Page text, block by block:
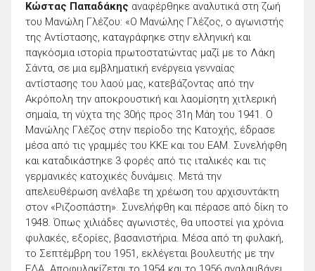
Κώστας Παπαδάκης αναφέρθηκε αναλυτικά στη ζωή
του Μανώλη Γλέζου: «Ο Μανώλης Γλέζος, ο αγωνιστής
της Αντίστασης, καταγράφηκε στην ελληνική και
παγκόσμια ιστορία πρωτοστατώντας μαζί με το Λάκη
Σάντα, σε μια εμβληματική ενέργεια γενναίας
αντίστασης του λαού μας, κατεβάζοντας από την
Ακρόπολη την αποκρουστική και λαομίσητη χιτλερική
σημαία, τη νύχτα της 30ής προς 31η Μάη του 1941. Ο
Μανώλης Γλέζος στην περίοδο της Κατοχής, έδρασε
μέσα από τις γραμμές του ΚΚΕ και του ΕΑΜ. Συνελήφθη
και καταδικάστηκε 3 φορές από τις ιταλικές και τις
γερμανικές κατοχικές δυνάμεις. Μετά την
απελευθέρωση ανέλαβε τη χρέωση του αρχισυντάκτη
στον «Ριζοσπάστη». Συνελήφθη και πέρασε από δίκη το
1948. Όπως χιλιάδες αγωνιστές, θα υποστεί για χρόνια
φυλακές, εξορίες, βασανιστήρια. Μέσα από τη φυλακή,
το Σεπτέμβρη του 1951, εκλέγεται βουλευτής με την